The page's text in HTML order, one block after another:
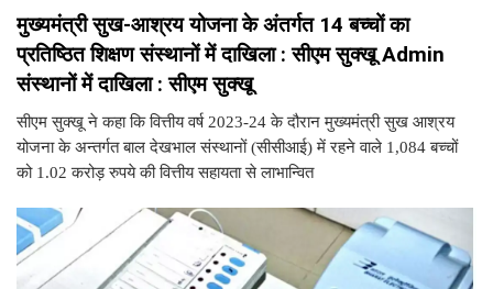
मुख्यमंत्री सुख-आश्रय योजना के अंतर्गत 14 बच्चों का
प्रतिष्ठित शिक्षण संस्थानों में दाखिला : सीएम सुक्खू Admin
संस्थानों में दाखिला : सीएम सुक्खू
सीएम सुक्खू ने कहा कि वित्तीय वर्ष 2023-24 के दौरान मुख्यमंत्री सुख आश्रय
योजना के अन्तर्गत बाल देखभाल संस्थानों (सीसीआई) में रहने वाले 1,084 बच्चों
को 1.02 करोड़ रुपये की वित्तीय सहायता से लाभान्वित